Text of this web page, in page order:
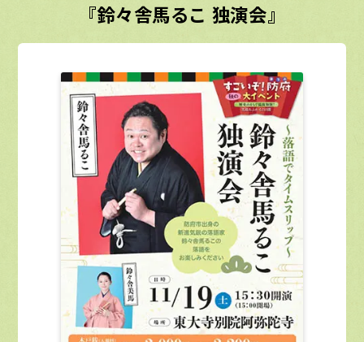
『鈴々舎馬るこ 独演会』